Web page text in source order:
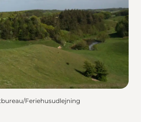
voyage
Feriehusudlejning